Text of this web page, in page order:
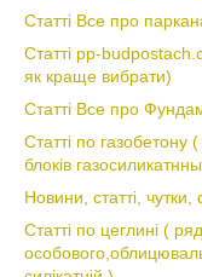
Статті Все про
Статті pp-
як краще вибрати)
Статті Все про
Статті по газобетону
блоків
Новини, статті, чутки,
Статті по цеглині (